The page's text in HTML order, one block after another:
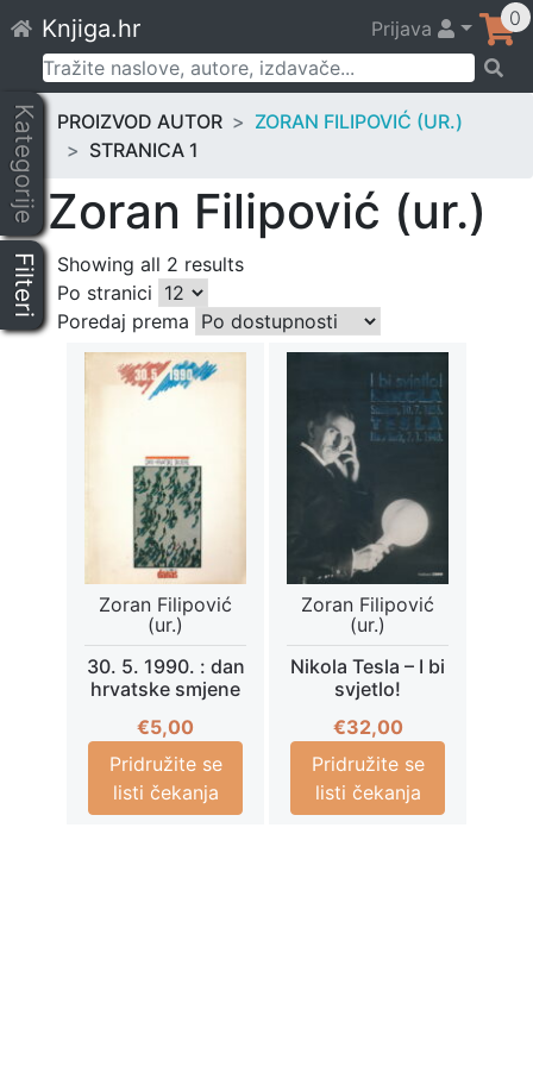
to
content
Knjiga.hr Prijava 0
Pretraži:
Kategorije
Filteri
PROIZVOD AUTOR
ZORAN FILIPOVIĆ (UR.)
STRANICA 1
Zoran Filipović (ur.)
Showing all 2 results
Po stranici
Poredaj prema
Zoran Filipović
(ur.)
30. 5. 1990. : dan
hrvatske smjene
€5,00
Pridružite se
listi čekanja
Zoran Filipović
(ur.)
Nikola Tesla – I bi
svjetlo!
€32,00
Pridružite se
listi čekanja